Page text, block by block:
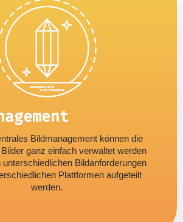
Bildmanagement können die
ganz einfach verwaltet werden
unterschiedlichen Bildanforderungen
Plattformen aufgeteilt
werden.